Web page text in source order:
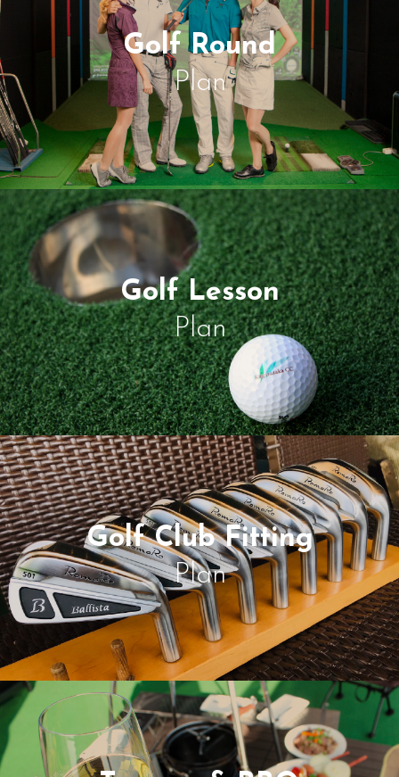
Golf Round
Plan
Golf Lesson
Plan
Golf Club Fitting
Plan